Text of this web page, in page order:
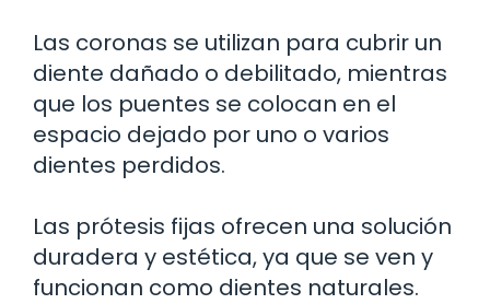
Las coronas se utilizan para cubrir un
diente dañado o debilitado, mientras
que los puentes se colocan en el
espacio dejado por uno o varios
dientes perdidos.
Las prótesis fijas ofrecen una solución
duradera y estética, ya que se ven y
funcionan como dientes naturales.